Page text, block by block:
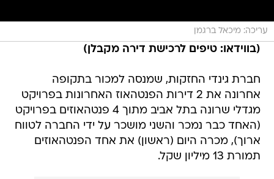
עריכה: מיכאל ברגמן
(בווידאו: טיפים לרכישת דירה מקבלן)
חברת גינדי החזקות, שמנסה למכור בתקופה
אחרונה את 2 דירות הפנטהאוז האחרונות בפרויקט
מגדלי שרונה בתל אביב מתוך 4 פנטהאוזים בפרויקט
(האחד כבר נמכר והשני מושכר על ידי החברה לטווח
ארוך), מכרה היום (ראשון) את אחד הפנטהאוזים
תמורת 13 מיליון שקל.